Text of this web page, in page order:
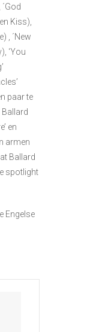
Kiss),
, ´New
‘You
paar te
en
armen
Ballard
spotlight
Engelse